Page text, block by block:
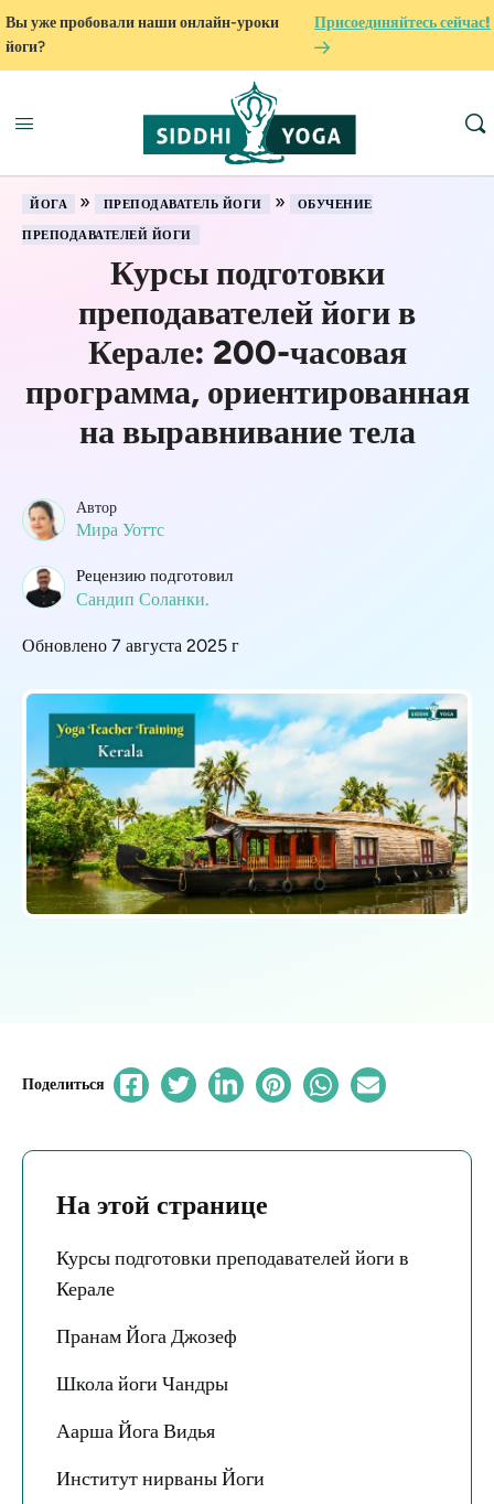
Вы уже пробовали наши онлайн-уроки
йоги?
Присоединяйтесь сейчас!
ЙОГА » ПРЕПОДАВАТЕЛЬ ЙОГИ »
ОБУЧЕНИЕ
ПРЕПОДАВАТЕЛЕЙ ЙОГИ
Курсы подготовки
преподавателей йоги в
Керале: 200-часовая
программа, ориентированная
на выравнивание тела
Автор
Мира Уоттс
Рецензию подготовил
Сандип Соланки.
Обновлено 7 августа 2025 г
Поделиться
На этой странице
Курсы подготовки преподавателей йоги в
Керале
Пранам Йога Джозеф
Школа йоги Чандры
Аарша Йога Видья
Институт нирваны Йоги